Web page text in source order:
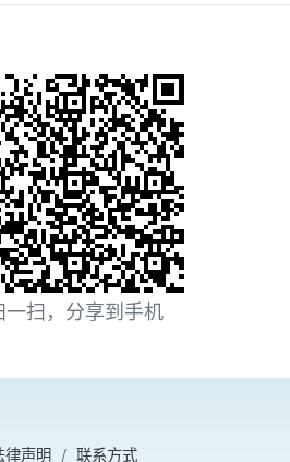
一扫，分享到手机
律声明 联系方式